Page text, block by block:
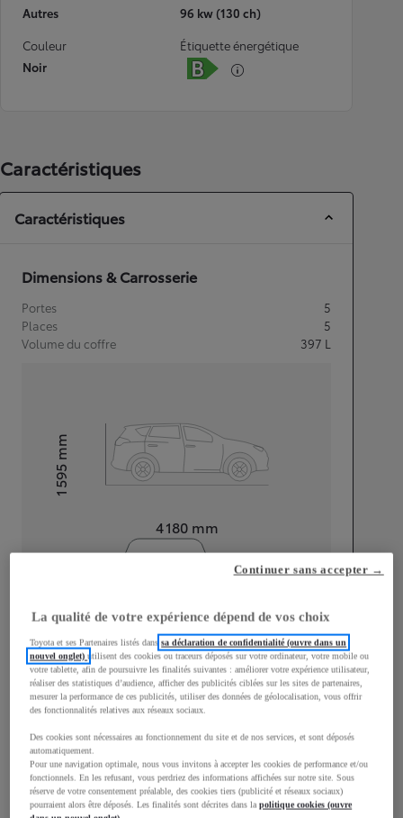
Autres
96 kw (130 ch)
Couleur
Noir
Étiquette énergétique
Caractéristiques
Caractéristiques
Dimensions & Carrosserie
Portes
5
Places
5
Volume du coffre
397 L
4 180 mm
Hauteur1 595
mm
Largeur
1 765mm
Consommation mixte
Consommation mixte 4,5 L/100 km
Émissions CO2
101g/km
La qualité de votre expérience dépend de vos choix
Toyota et ses Partenaires listés danssa déclaration de confidentialité (ouvre dans un
nouvel onglet)utilisent des cookies ou traceurs déposés sur votre ordinateur, votre mobile ou
votre tablette, afin de poursuivre les finalités suivantes : améliorer votre expérience utilisateur,
réaliser des statistiques d’audience, afficher des publicités ciblées sur les sites de partenaires,
mesurer la performance de ces publicités, utiliser des données de géolocalisation, vous offrir
des fonctionnalités relatives aux réseaux sociaux.
Des cookies sont nécessaires au fonctionnement du site et de nos services, et sont déposés
automatiquement.
Pour une navigation optimale, nous vous invitons à accepter les cookies de performance et/ou
fonctionnels. En les refusant, vous perdriez des informations affichées sur notre site. Sous
réserve de votre consentement préalable, des cookies tiers (publicité et réseaux sociaux)
pourraient alors être déposés. Les finalités sont décrites dans lapolitique cookies (ouvre
Continuer sans accepter →